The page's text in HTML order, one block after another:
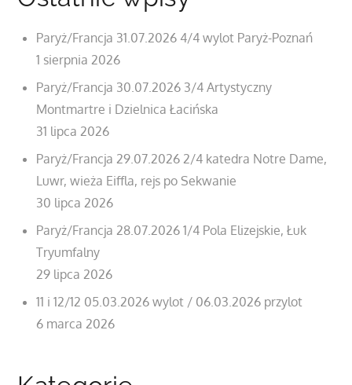
Paryż/Francja 31.07.2026 4/4 wylot Paryż-Poznań
1 sierpnia 2026
Paryż/Francja 30.07.2026 3/4 Artystyczny
Montmartre i Dzielnica Łacińska
31 lipca 2026
Paryż/Francja 29.07.2026 2/4 katedra Notre Dame,
Luwr, wieża Eiffla, rejs po Sekwanie
30 lipca 2026
Paryż/Francja 28.07.2026 1/4 Pola Elizejskie, Łuk
Tryumfalny
29 lipca 2026
11 i 12/12 05.03.2026 wylot / 06.03.2026 przylot
6 marca 2026